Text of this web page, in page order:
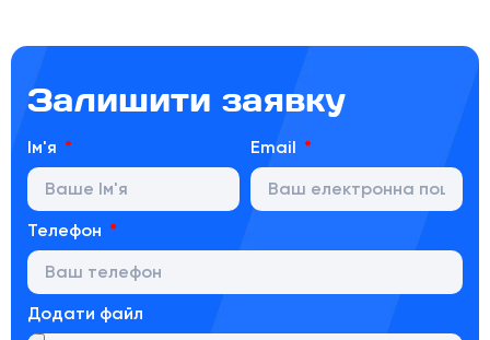
Залишити заявку
Ім'я Email
Телефон
Додати файл